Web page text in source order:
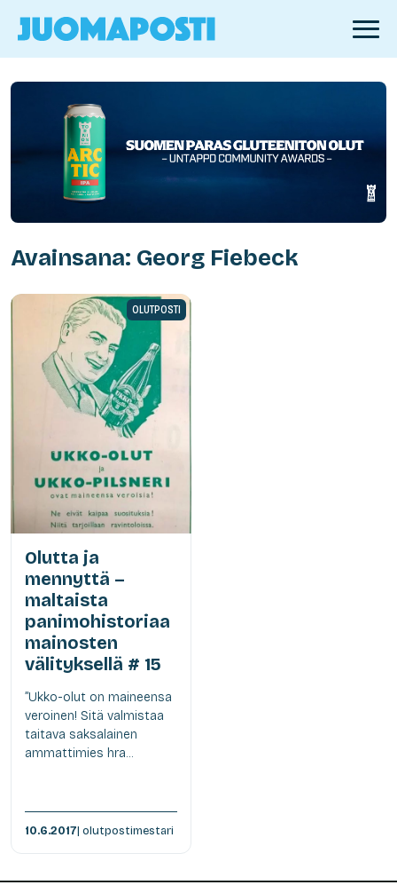
Avainsana: Georg Fiebeck
OLUTPOSTI
Olutta ja
mennyttä –
maltaista
panimohistoriaa
mainosten
välityksellä # 15
”Ukko-olut on maineensa
veroinen! Sitä valmistaa
taitava saksalainen
ammattimies hra...
10.6.2017| olutpostimestari